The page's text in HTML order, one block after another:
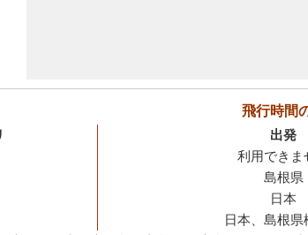
飛行時間
出発
利用できま
島根県
日本
日本、島根県